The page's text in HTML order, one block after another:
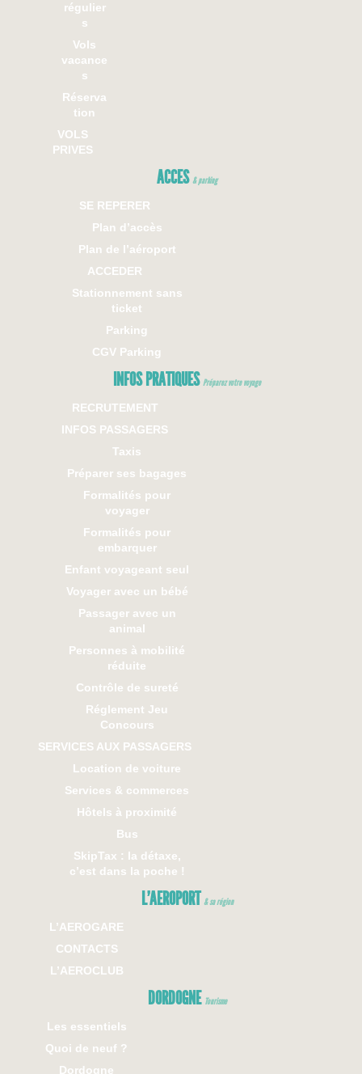
régulier
s
Vols
vacance
s
Réserva
tion
VOLS
PRIVES
ACCES & parking
SE REPERER
Plan d’accès
Plan de l’aéroport
ACCEDER
Stationnement sans
ticket
Parking
CGV Parking
INFOS PRATIQUES Préparez votre voyage
RECRUTEMENT
INFOS PASSAGERS
Taxis
Préparer ses bagages
Formalités pour
voyager
Formalités pour
embarquer
Enfant voyageant seul
Voyager avec un bébé
Passager avec un
animal
Personnes à mobilité
réduite
Contrôle de sureté
Réglement Jeu
Concours
SERVICES AUX PASSAGERS
Location de voiture
Services & commerces
Hôtels à proximité
Bus
SkipTax : la détaxe,
c’est dans la poche !
L’AEROPORT& sa région
L’AEROGARE
CONTACTS
L’AEROCLUB
DORDOGNE Tourisme
Les essentiels
Quoi de neuf ?
Dordogne